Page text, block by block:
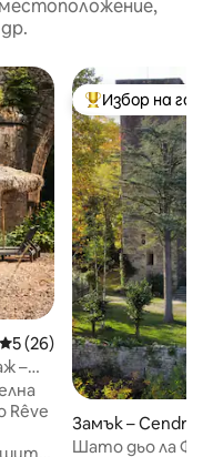
Средна оценка: 5 от 5,
5 (26)
–
Rêve
Най-популярен
Избор на
Замък – Cendras
Шато дьо ла Фар. Апартаментът